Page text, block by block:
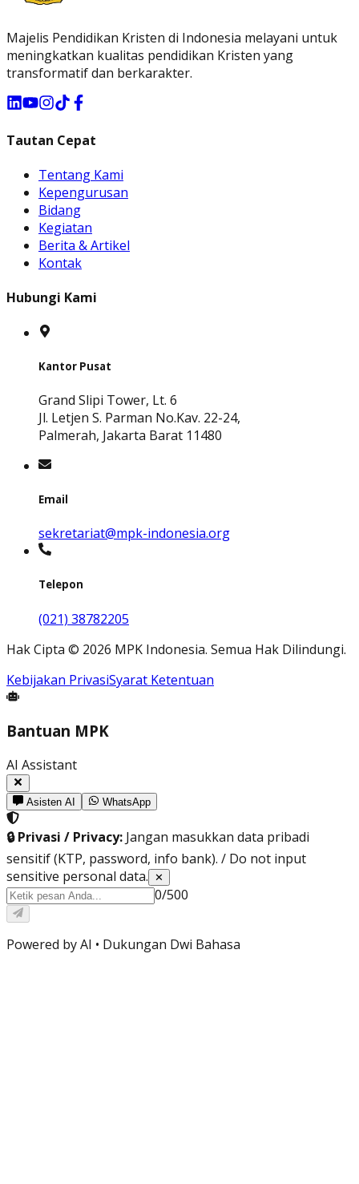
Majelis Pendidikan Kristen di Indonesia melayani untuk
meningkatkan kualitas pendidikan Kristen yang
transformatif dan berkarakter.
Tautan Cepat
Tentang Kami
Kepengurusan
Bidang
Kegiatan
Berita & Artikel
Kontak
Hubungi Kami
Kantor Pusat
Grand Slipi Tower, Lt. 6
Jl. Letjen S. Parman No.Kav. 22-24,
Palmerah, Jakarta Barat 11480
Email
sekretariat@mpk-indonesia.org
Telepon
(021) 38782205
Hak Cipta © 2026 MPK Indonesia. Semua Hak Dilindungi.
Kebijakan PrivasiSyarat Ketentuan
Bantuan MPK
AI Assistant
Asisten AI WhatsApp
🔒 Privasi / Privacy: Jangan masukkan data pribadi
sensitif (KTP, password, info bank). / Do not input
sensitive personal data.
✕
0/500
Powered by AI • Dukungan Dwi Bahasa